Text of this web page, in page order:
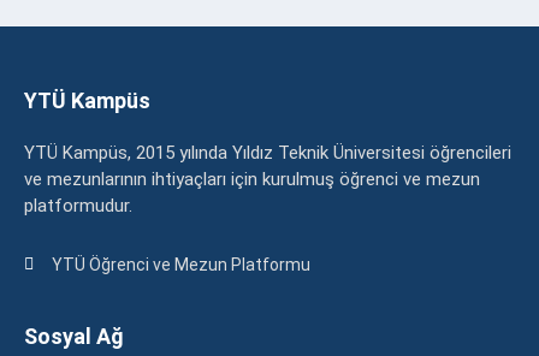
YTÜ Kampüs
YTÜ Kampüs, 2015 yılında Yıldız Teknik Üniversitesi öğrencileri
ve mezunlarının ihtiyaçları için kurulmuş öğrenci ve mezun
platformudur.
YTÜ Öğrenci ve Mezun Platformu
Sosyal Ağ